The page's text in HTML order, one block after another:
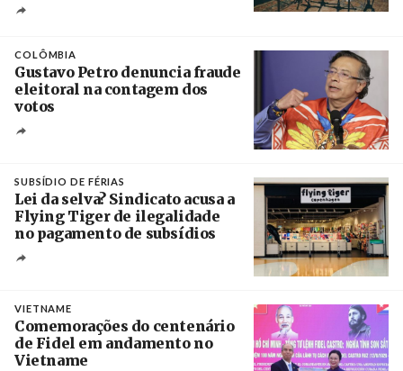
COLÔMBIA
Gustavo Petro denuncia fraude
eleitoral na contagem dos
votos
SUBSÍDIO DE FÉRIAS
Lei da selva? Sindicato acusa a
Flying Tiger de ilegalidade
no pagamento de subsídios
VIETNAME
Comemorações do centenário
de Fidel em andamento no
Vietname